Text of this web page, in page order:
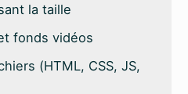
la taille
fonds vidéos
(HTML, CSS, JS,